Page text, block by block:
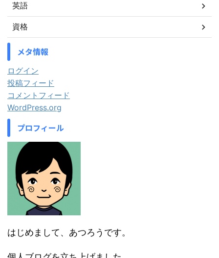
英語
資格
メタ情報
ログイン
投稿フィード
コメントフィード
WordPress.org
プロフィール
はじめまして、あつろうです。